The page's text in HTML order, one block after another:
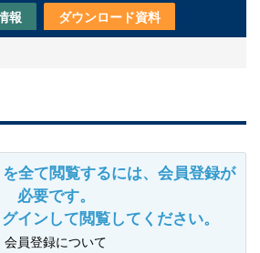
報
ダウンロード資料
を全て閲覧するには、会員登録が
必要です。
インして閲覧してください。
会員登録について